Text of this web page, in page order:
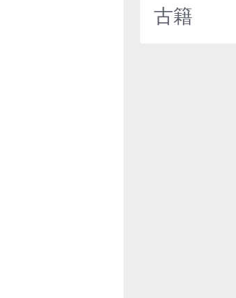
古籍